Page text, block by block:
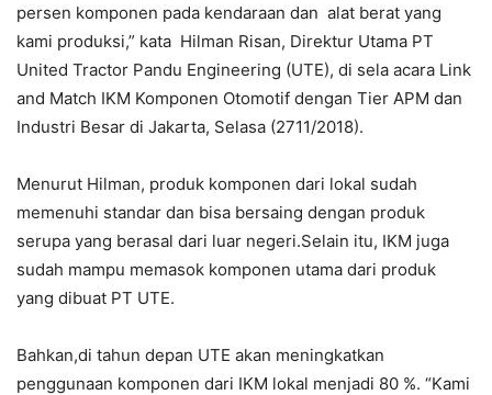
persen komponen pada kendaraan dan alat berat yang
kami produksi,” kata Hilman Risan, Direktur Utama PT
United Tractor Pandu Engineering (UTE), di sela acara Link
and Match IKM Komponen Otomotif dengan Tier APM dan
Industri Besar di Jakarta, Selasa (2711/2018).
Menurut Hilman, produk komponen dari lokal sudah
memenuhi standar dan bisa bersaing dengan produk
serupa yang berasal dari luar negeri.Selain itu, IKM juga
sudah mampu memasok komponen utama dari produk
yang dibuat PT UTE.
Bahkan,di tahun depan UTE akan meningkatkan
penggunaan komponen dari IKM lokal menjadi 80 %. “Kami